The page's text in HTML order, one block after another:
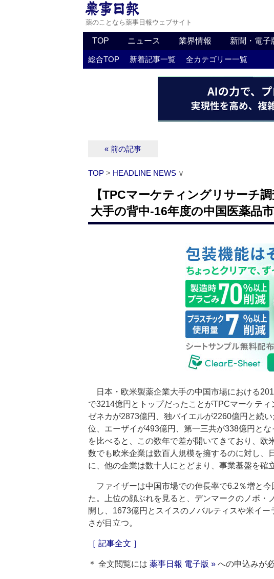
薬のことなら薬事日報ウェブサイト
TOP ニュース 業界情報 新聞・電子
総合TOP 新着記事一覧 全カテゴリー一覧
« 前の記事
TOP > HEADLINE NEWS ∨
【TPCマーケティングリサーチ
大手の背中‐16年度の中国医薬品
日本・欧米製薬企業大手の中国市場における
で3214億円とトップだったことがTPCマーケテ
ゼネカが2873億円、独バイエルが2260億円と続
位、エーザイが493億円、第一三共が338億円と
を比べると、この数年で差が開いてきており、欧
数でも欧米企業は数百人規模を擁するのに対し、
に、他の企業は数十人にとどまり、事業基盤を確
ファイザーは中国市場での伸長率で6.2％増と
た。上位の顔ぶれを見ると、デンマークのノボ・
開し、1673億円とスイスのノバルティスや米イ
さが目立つ。
［ 記事全文 ］
＊ 全文閲覧には 薬事日報 電子版 » への申込みが